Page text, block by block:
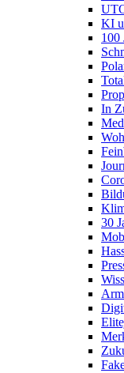
KI
100
In
30